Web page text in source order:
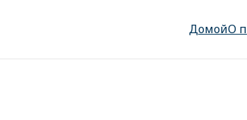
ДомойО